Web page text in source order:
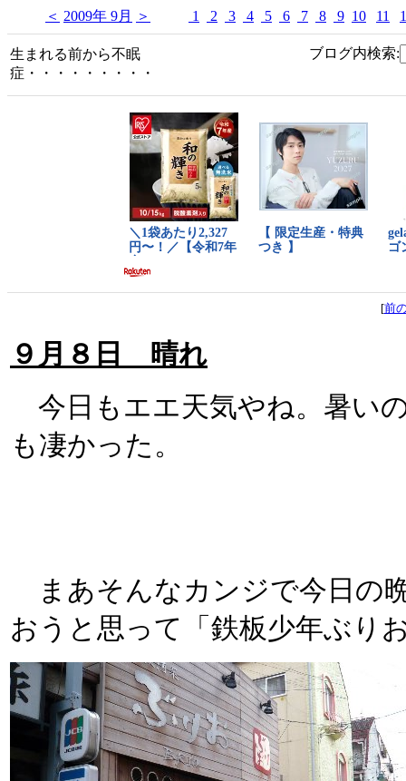
＜ 2009年 9月 ＞ 1 2 3 4 5 6 7 8 9 10 11
生まれる前から不眠
症・・・・・・・・・
ブログ内検索:
[前
９月８日 晴れ
今日もエエ天気やね。暑い
も凄かった。
まあそんなカンジで今日の
おうと思って「鉄板少年ぶり